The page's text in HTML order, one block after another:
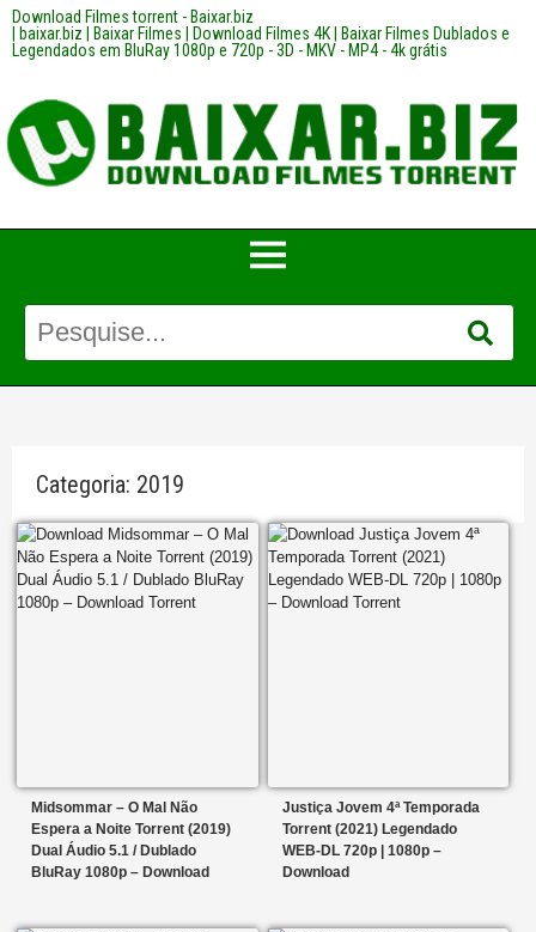
Download Filmes torrent - Baixar.biz
| baixar.biz | Baixar Filmes | Download Filmes 4K | Baixar Filmes Dublados e
Legendados em BluRay 1080p e 720p - 3D - MKV - MP4 - 4k grátis
Categoria: 2019
Midsommar – O Mal Não
Espera a Noite Torrent (2019)
Dual Áudio 5.1 / Dublado
BluRay 1080p – Download
Justiça Jovem 4ª Temporada
Torrent (2021) Legendado
WEB-DL 720p | 1080p –
Download